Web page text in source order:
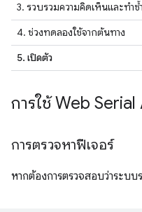
3. รวบรวมความคิดเห็นและทำ
4. ช่วงทดลองใช้จากต้นทาง
5. เปิดตัว
การใช้ Web Serial
การตรวจหาฟีเจอร์
หากต้องการตรวจสอบว่าระบ